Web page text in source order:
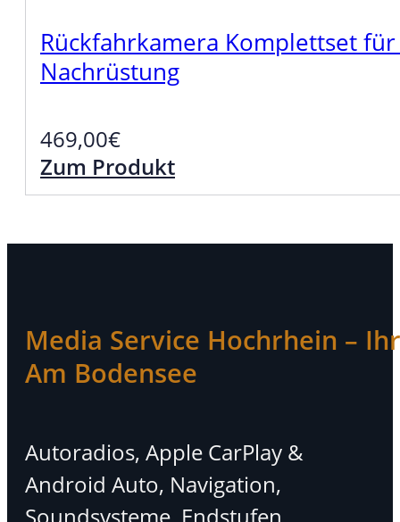
Rückfahrkamera Komplettset für
Nachrüstung
469,00€
Zum Produkt
Media Service Hochrhein –
Am Bodensee
Autoradios, Apple CarPlay &
Android Auto, Navigation,
Soundsysteme, Endstufen,